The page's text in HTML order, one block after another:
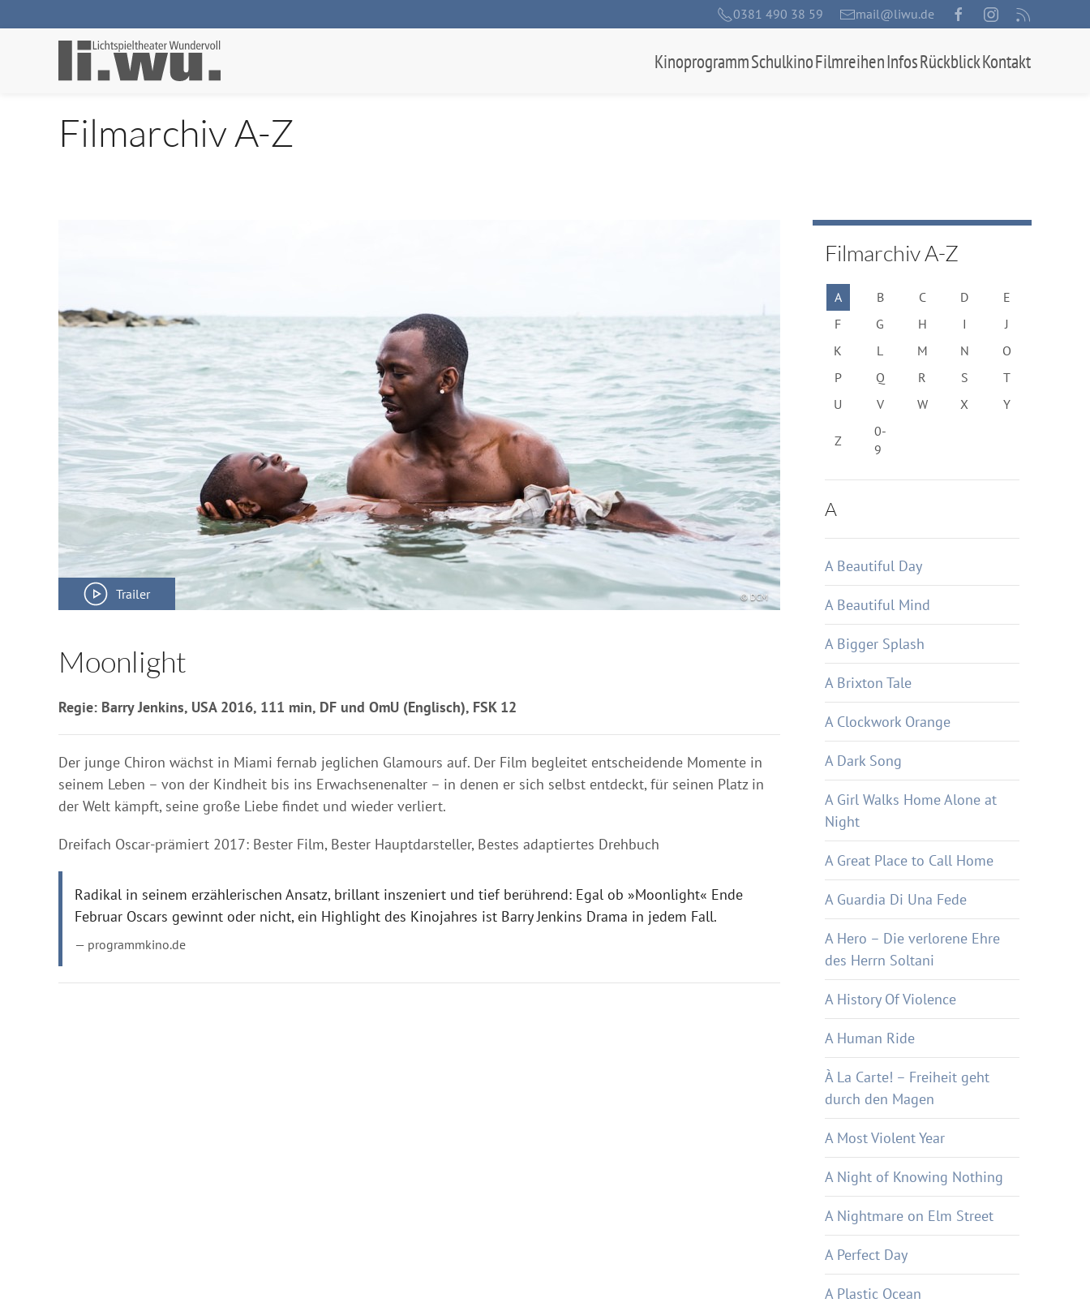
0381 490 38 59 mail@liwu.de
KinoprogrammSchulkinoFilmreihenInfosRückblickKontakt
Filmarchiv A-Z
Trailer © DCM
Moonlight
Regie: Barry Jenkins, USA 2016, 111 min, DF und OmU (Englisch), FSK 12
Der junge Chiron wächst in Miami fernab jeglichen Glamours auf. Der Film begleitet entscheidende Momente in
seinem Leben – von der Kindheit bis ins Erwachsenenalter – in denen er sich selbst entdeckt, für seinen Platz in
der Welt kämpft, seine große Liebe findet und wieder verliert.
Dreifach Oscar-prämiert 2017: Bester Film, Bester Hauptdarsteller, Bestes adaptiertes Drehbuch
Radikal in seinem erzählerischen Ansatz, brillant inszeniert und tief berührend: Egal ob »Moonlight« Ende
Februar Oscars gewinnt oder nicht, ein Highlight des Kinojahres ist Barry Jenkins Drama in jedem Fall.
programmkino.de
Filmarchiv A-Z
A B C D
E
F
G H I
J
K
L M N
O
P
Q R S
T
U
V W X Y
Z
0-
9
A
A Beautiful Day
A Beautiful Mind
A Bigger Splash
A Brixton Tale
A Clockwork Orange
A Dark Song
A Girl Walks Home Alone at
Night
A Great Place to Call Home
A Guardia Di Una Fede
A Hero – Die verlorene Ehre
des Herrn Soltani
A History Of Violence
A Human Ride
À La Carte! – Freiheit geht
durch den Magen
A Most Violent Year
A Night of Knowing Nothing
A Nightmare on Elm Street
A Perfect Day
A Plastic Ocean